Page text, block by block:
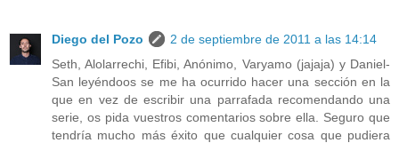
Diego del Pozo
2 de septiembre de 2011 a las 14:14
Seth, Alolarrechi, Efibi, Anónimo, Varyamo (jajaja) y Daniel-
San leyéndoos se me ha ocurrido hacer una sección en la
que en vez de escribir una parrafada recomendando una
serie, os pida vuestros comentarios sobre ella. Seguro que
tendría mucho más éxito que cualquier cosa que pudiera